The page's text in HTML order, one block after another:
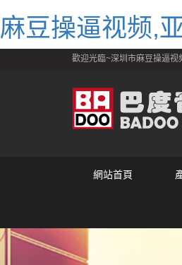
麻豆操逼视频,
歡迎光臨~深圳市麻豆操逼视
網站首頁